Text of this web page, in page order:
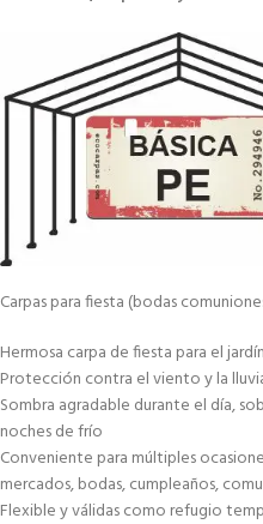
Carpas para fiesta (bodas
Hermosa carpa de fiesta para el
Protección contra el viento y la
Sombra agradable durante el día,
noches de frío
Conveniente para múltiples
mercados, bodas, cumpleaños,
Flexible y válidas como refugio